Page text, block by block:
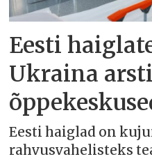
Eesti
Ukraina
Eesti haiglad on
rahvusvahelisteks